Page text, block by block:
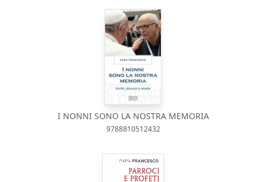
I NONNI SONO LA NOSTRA MEMORIA
9788810512432